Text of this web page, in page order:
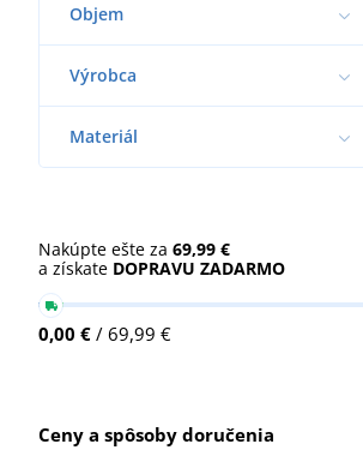
Objem
Výrobca
Materiál
Nakúpte ešte za 69,99 €
a získate DOPRAVU ZADARMO
0,00 € / 69,99 €
Ceny a spôsoby doručenia